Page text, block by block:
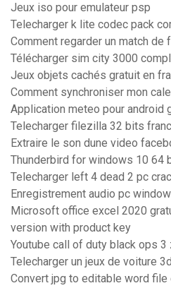
Jeux iso pour emulateur psp
Telecharger k lite codec pack
Comment regarder un match de
Télécharger sim city 3000
Jeux objets cachés gratuit en
Comment synchroniser mon
Application meteo pour android
Telecharger filezilla 32 bits
Extraire le son dune video
Thunderbird for windows 10 64
Telecharger left 4 dead 2 pc
Enregistrement audio pc
Microsoft office excel 2020
version with product key
Youtube call of duty black ops
Telecharger un jeux de voiture 3d
Convert jpg to editable word file